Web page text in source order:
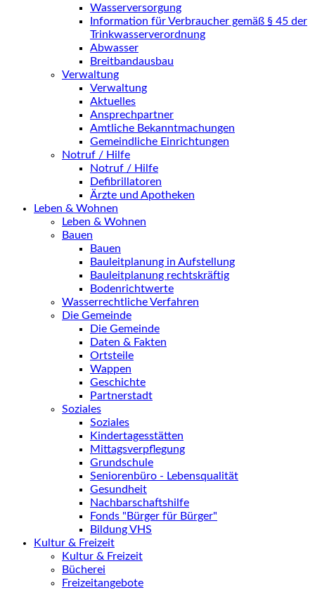
Wasserversorgung
Information für Verbraucher gemäß § 45 der
Trinkwasserverordnung
Abwasser
Breitbandausbau
Verwaltung
Verwaltung
Aktuelles
Ansprechpartner
Amtliche Bekanntmachungen
Gemeindliche Einrichtungen
Notruf / Hilfe
Notruf / Hilfe
Defibrillatoren
Ärzte und Apotheken
Leben & Wohnen
Leben & Wohnen
Bauen
Bauen
Bauleitplanung in Aufstellung
Bauleitplanung rechtskräftig
Bodenrichtwerte
Wasserrechtliche Verfahren
Die Gemeinde
Die Gemeinde
Daten & Fakten
Ortsteile
Wappen
Geschichte
Partnerstadt
Soziales
Soziales
Kindertagesstätten
Mittagsverpflegung
Grundschule
Seniorenbüro - Lebensqualität
Gesundheit
Nachbarschaftshilfe
Fonds "Bürger für Bürger"
Bildung VHS
Kultur & Freizeit
Kultur & Freizeit
Bücherei
Freizeitangebote